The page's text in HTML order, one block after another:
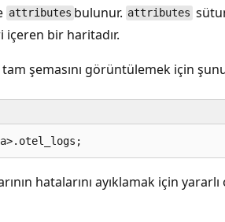
attributes bulunur. attributes
bir haritadır.
şemasını görüntülemek için şunu
hatalarını ayıklamak için